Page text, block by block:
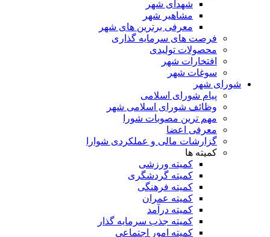
شهدای شهر
مشاهیر شهر
معرفی برترین های شهر
فرصت های سرمایه گذاری
محصولات تولیدی
افتخارات شهر
سوغات شهر
شورای شهر
پیام شورای اسلامی
وظائف شورای اسلامی شهر
مهم ترین مصوبات شورا
معرفی اعضا
گزارشات مالی و عملکردی شوارا
کمیته ها
کمیته ورزشی
کمیته گردشگری
کمیته فرهنگی
کمیته عمران
کمیته درآمد
کمیته جذب سرمایه گذار
کمیته امور اجتماعی